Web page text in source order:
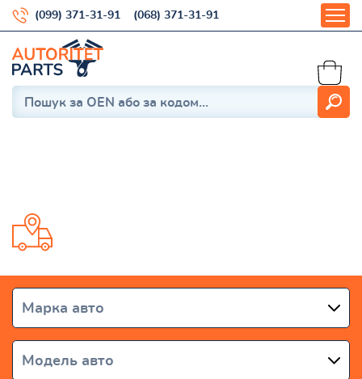
(099) 371-31-91 (068) 371-31-91
Марка авто
Модель авто